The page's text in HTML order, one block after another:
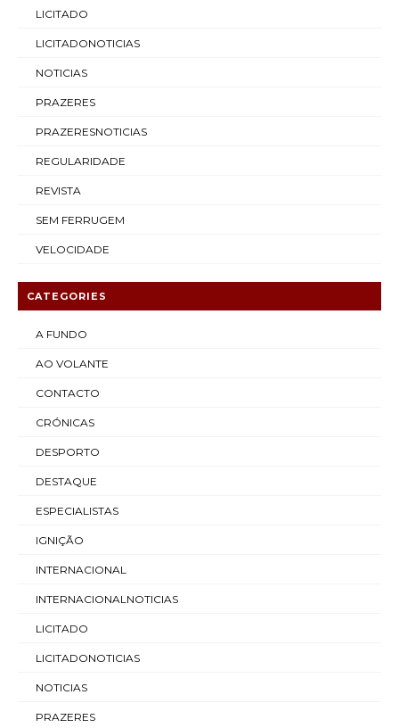
LICITADO
LICITADONOTICIAS
NOTICIAS
PRAZERES
PRAZERESNOTICIAS
REGULARIDADE
REVISTA
SEM FERRUGEM
VELOCIDADE
CATEGORIES
A FUNDO
AO VOLANTE
CONTACTO
CRÓNICAS
DESPORTO
DESTAQUE
ESPECIALISTAS
IGNIÇÃO
INTERNACIONAL
INTERNACIONALNOTICIAS
LICITADO
LICITADONOTICIAS
NOTICIAS
PRAZERES